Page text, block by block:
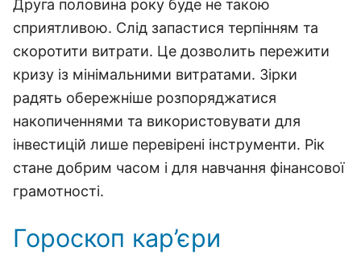
Друга половина року буде не такою
сприятливою. Слід запастися терпінням та
скоротити витрати. Це дозволить пережити
кризу із мінімальними витратами. Зірки
радять обережніше розпоряджатися
накопиченнями та використовувати для
інвестицій лише перевірені інструменти. Рік
стане добрим часом і для навчання фінансової
грамотності.
Гороскоп кар’єри